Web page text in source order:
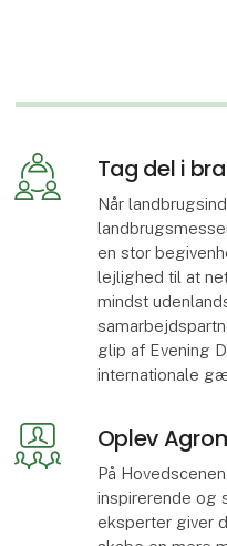
Tag del i
Når
en stor
lejlighed til at
mindst
glip af Evening
internationale
Oplev
På
inspirerende og
eksperter giver